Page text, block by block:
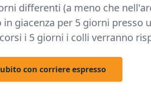
differenti (a meno che
giacenza per 5 giorni presso
i 5 giorni i colli verranno
con corriere espresso